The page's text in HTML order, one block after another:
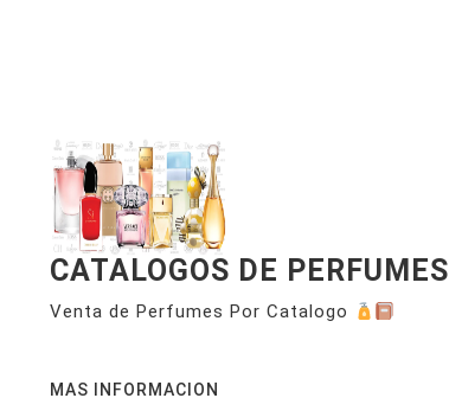
CATALOGOS DE PERFUMES
Venta de Perfumes Por Catalogo
MAS INFORMACION